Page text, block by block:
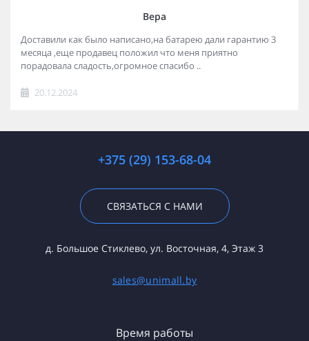
Вера
Доставили как было написано,на батарею дали гарантию 3
месяца ,еще продавец положил что меня приятно
порадовала сладость,огромное спасибо ..
20.12.2024
+375 (29) 153-68-04
СВЯЗАТЬСЯ С НАМИ
д. Большое Стиклево, ул. Восточная, 4, Этаж 3
sales@unimall.by
Время работы